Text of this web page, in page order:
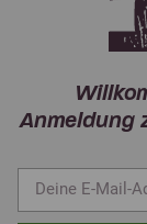
Anmeldung